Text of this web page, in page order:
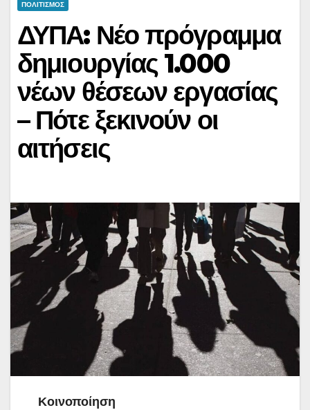
ΠΟΛΙΤΙΣΜΟΣ
ΔΥΠΑ: Νέο πρόγραμμα
δημιουργίας 1.000
νέων θέσεων εργασίας
– Πότε ξεκινούν οι
αιτήσεις
Κοινοποίηση